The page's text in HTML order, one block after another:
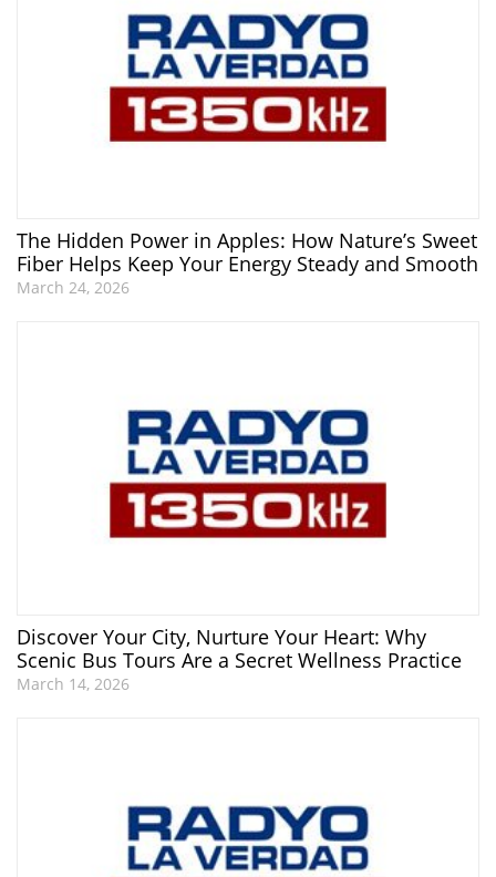
The Hidden Power in Apples: How Nature’s Sweet
Fiber Helps Keep Your Energy Steady and Smooth
March 24, 2026
Discover Your City, Nurture Your Heart: Why
Scenic Bus Tours Are a Secret Wellness Practice
March 14, 2026